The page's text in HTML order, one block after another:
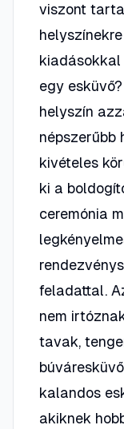
viszont
egy
helyszín
népszerűbb
kivételes
ki a
ceremónia
feladattal.
nem
tavak,
kalandos
akiknek